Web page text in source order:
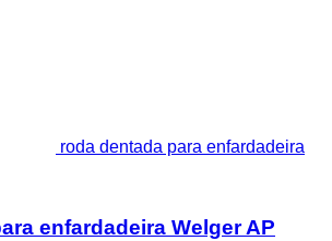
roda dentada para enfardadeira
enfardadeira Welger AP